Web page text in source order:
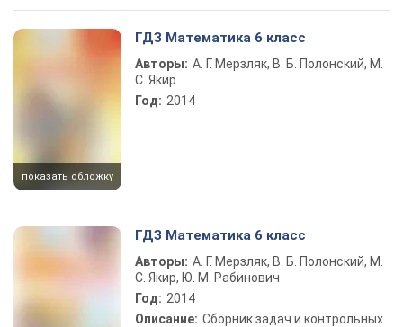
показать обложку
ГДЗ Математика 6 класс
Авторы: А. Г. Мерзляк, В. Б. Полонский, М.
С. Якир
Год: 2014
ГДЗ Математика 6 класс
Авторы: А. Г. Мерзляк, В. Б. Полонский, М.
С. Якир, Ю. М. Рабинович
Год: 2014
Описание: Сборник задач и контрольных